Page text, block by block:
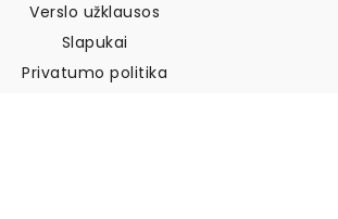
Verslo užklausos
Slapukai
Privatumo politika